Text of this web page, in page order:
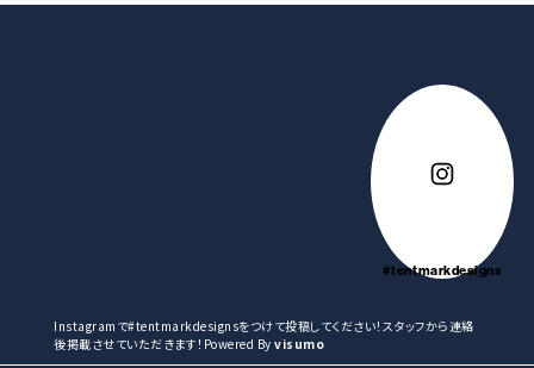
#tentmarkdesigns
Instagramで#tentmarkdesignsをつけて投稿してください！スタッフから連絡
後掲載させていただきます！Powered By visumo